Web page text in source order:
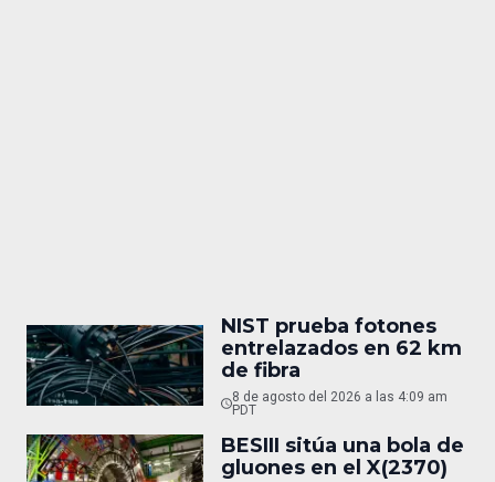
NIST prueba fotones
entrelazados en 62 km
de fibra
8 de agosto del 2026 a las 4:09 am
PDT
BESIII sitúa una bola de
gluones en el X(2370)